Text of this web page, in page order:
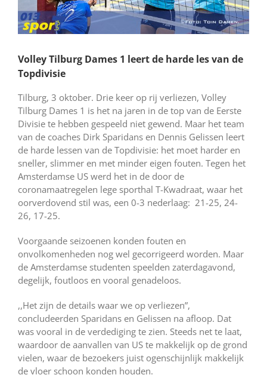
Volley Tilburg Dames 1 leert de harde les van de
Topdivisie
Tilburg, 3 oktober. Drie keer op rij verliezen, Volley
Tilburg Dames 1 is het na jaren in de top van de Eerste
Divisie te hebben gespeeld niet gewend. Maar het team
van de coaches Dirk Sparidans en Dennis Gelissen leert
de harde lessen van de Topdivisie: het moet harder en
sneller, slimmer en met minder eigen fouten. Tegen het
Amsterdamse US werd het in de door de
coronamaatregelen lege sporthal T-Kwadraat, waar het
oorverdovend stil was, een 0-3 nederlaag: 21-25, 24-
26, 17-25.
Voorgaande seizoenen konden fouten en
onvolkomenheden nog wel gecorrigeerd worden. Maar
de Amsterdamse studenten speelden zaterdagavond,
degelijk, foutloos en vooral genadeloos.
,,Het zijn de details waar we op verliezen”,
concludeerden Sparidans en Gelissen na afloop. Dat
was vooral in de verdediging te zien. Steeds net te laat,
waardoor de aanvallen van US te makkelijk op de grond
vielen, waar de bezoekers juist ogenschijnlijk makkelijk
de vloer schoon konden houden.